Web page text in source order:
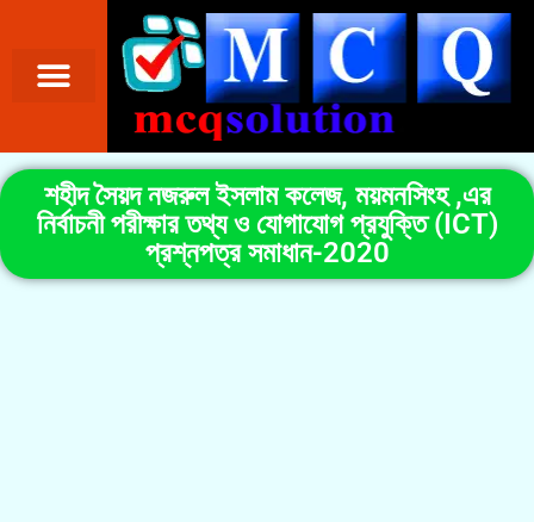
শহীদ সৈয়দ নজরুল ইসলাম কলেজ, ময়মনসিংহ ,এর
নির্বাচনী পরীক্ষার তথ্য ও যোগাযোগ প্রযুক্তি (ICT)
প্রশ্নপত্র সমাধান-2020